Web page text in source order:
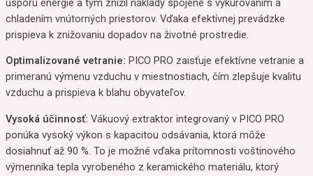
úsporu energie a tým znížil náklady spojené s vykurovaním a
chladením vnútorných priestorov. Vďaka efektívnej prevádzke
prispieva k znižovaniu dopadov na životné prostredie.
Optimalizované vetranie: PICO PRO zaisťuje efektívne vetranie a
primeranú výmenu vzduchu v miestnostiach, čím zlepšuje kvalitu
vzduchu a prispieva k blahu obyvateľov.
Vysoká účinnosť: Vákuový extraktor integrovaný v PICO PRO
ponúka vysoký výkon s kapacitou odsávania, ktorá môže
dosiahnuť až 90 %. To je možné vďaka prítomnosti voštinového
výmenníka tepla vyrobeného z keramického materiálu, ktorý